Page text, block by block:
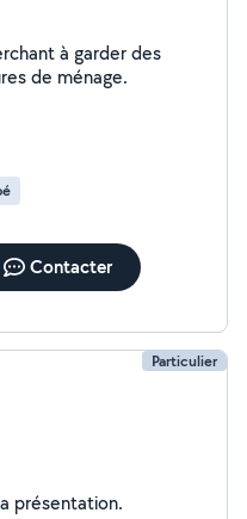
à garder des
de ménage.
Contacter
Particulier
Je n'ai pas encore renseigné ma présentation.